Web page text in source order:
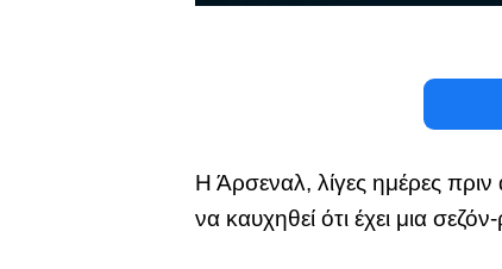
Η Άρσεναλ, λίγες ημέρες
να καυχηθεί ότι έχει μια